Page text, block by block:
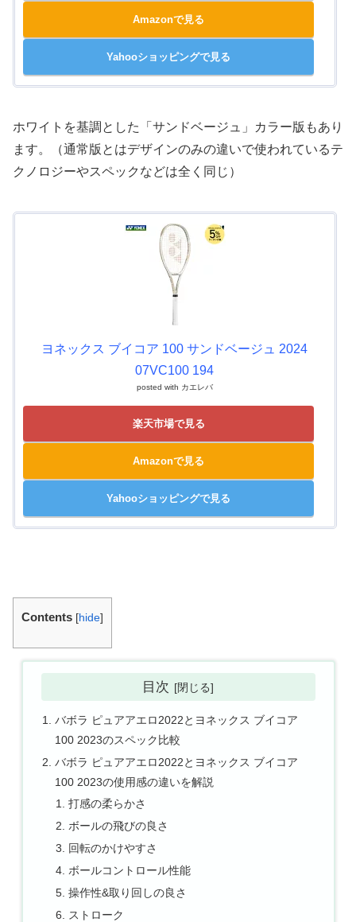
Amazonで見る
Yahooショッピングで見る
ホワイトを基調とした「サンドベージュ」カラー版もあり
ます。（通常版とはデザインのみの違いで使われているテ
クノロジーやスペックなどは全く同じ）
ヨネックス ブイコア 100 サンドベージュ 2024
07VC100 194
posted with カエレバ
楽天市場で見る
Amazonで見る
Yahooショッピングで見る
Contents [hide]
目次
バボラ ピュアアエロ2022とヨネックス ブイコア
100 2023のスペック比較
バボラ ピュアアエロ2022とヨネックス ブイコア
100 2023の使用感の違いを解説
打感の柔らかさ
ボールの飛びの良さ
回転のかけやすさ
ボールコントロール性能
操作性&取り回しの良さ
ストローク